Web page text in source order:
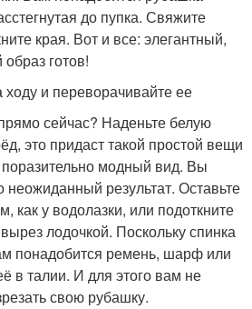
до пупка. Свяжите
края. Вот и все: элегантный,
готов!
и переворачивайте ее
сейчас? Наденьте белую
это придаст такой простой вещи
модный вид. Вы
результат. Оставьте
как у водолазки, или подоткните
лодочкой. Поскольку спинка
понадобится ремень, шарф или
в талии. И для этого вам не
свою рубашку.